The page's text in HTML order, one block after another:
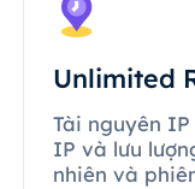
Unlimited
Tài nguyên
IP và lưu
nhiên và